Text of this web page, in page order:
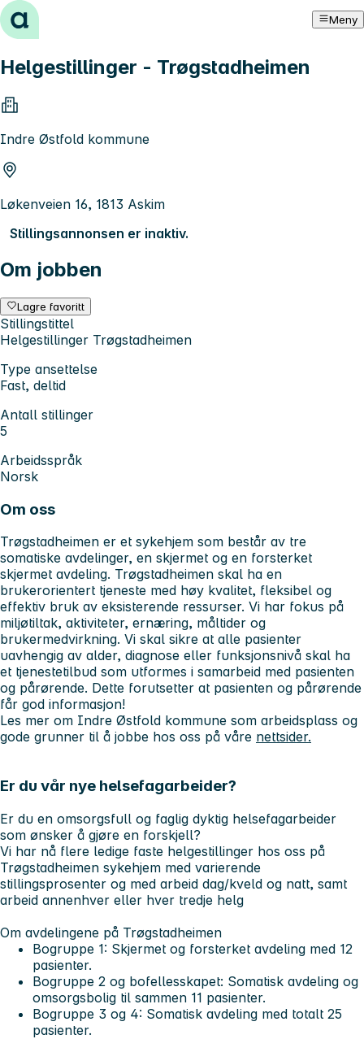
Hopp til innhold Meny
Helgestillinger - Trøgstadheimen
Indre Østfold kommune
Løkenveien 16, 1813 Askim
Stillingsannonsen er inaktiv.
Om jobben
Lagre favoritt
Stillingstittel
Helgestillinger Trøgstadheimen
Type ansettelse
Fast, deltid
Antall stillinger
5
Arbeidsspråk
Norsk
Om oss
Trøgstadheimen er et sykehjem som består av tre
somatiske avdelinger, en skjermet og en forsterket
skjermet avdeling. Trøgstadheimen skal ha en
brukerorientert tjeneste med høy kvalitet, fleksibel og
effektiv bruk av eksisterende ressurser. Vi har fokus på
miljøtiltak, aktiviteter, ernæring, måltider og
brukermedvirkning. Vi skal sikre at alle pasienter
uavhengig av alder, diagnose eller funksjonsnivå skal ha
et tjenestetilbud som utformes i samarbeid med pasienten
og pårørende. Dette forutsetter at pasienten og pårørende
får god informasjon!
Les mer om Indre Østfold kommune som arbeidsplass og
gode grunner til å jobbe hos oss på våre nettsider.
Er du vår nye helsefagarbeider?
Er du en omsorgsfull og faglig dyktig helsefagarbeider
som ønsker å gjøre en forskjell?
Vi har nå flere ledige faste helgestillinger hos oss på
Trøgstadheimen sykehjem med varierende
stillingsprosenter og med arbeid dag/kveld og natt, samt
arbeid annenhver eller hver tredje helg
Om avdelingene på Trøgstadheimen
Bogruppe 1: Skjermet og forsterket avdeling med 12
pasienter.
Bogruppe 2 og bofellesskapet: Somatisk avdeling og
omsorgsbolig til sammen 11 pasienter.
Bogruppe 3 og 4: Somatisk avdeling med totalt 25
pasienter.